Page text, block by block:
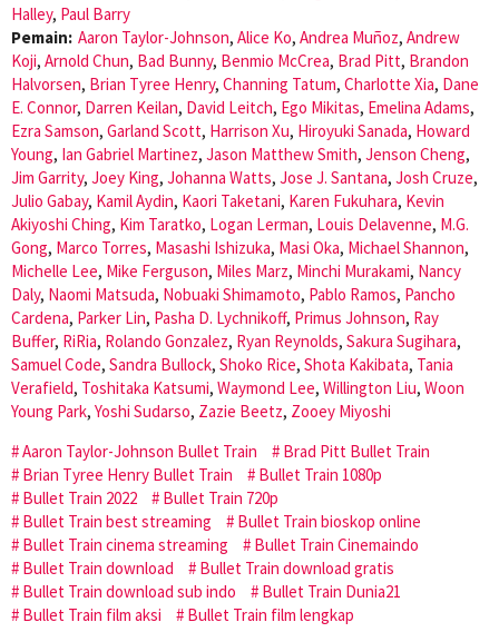
Halley, Paul Barry
Pemain: Aaron Taylor-Johnson, Alice Ko, Andrea Muñoz, Andrew
Koji, Arnold Chun, Bad Bunny, Benmio McCrea, Brad Pitt, Brandon
Halvorsen, Brian Tyree Henry, Channing Tatum, Charlotte Xia, Dane
E. Connor, Darren Keilan, David Leitch, Ego Mikitas, Emelina Adams,
Ezra Samson, Garland Scott, Harrison Xu, Hiroyuki Sanada, Howard
Young, Ian Gabriel Martinez, Jason Matthew Smith, Jenson Cheng,
Jim Garrity, Joey King, Johanna Watts, Jose J. Santana, Josh Cruze,
Julio Gabay, Kamil Aydin, Kaori Taketani, Karen Fukuhara, Kevin
Akiyoshi Ching, Kim Taratko, Logan Lerman, Louis Delavenne, M.G.
Gong, Marco Torres, Masashi Ishizuka, Masi Oka, Michael Shannon,
Michelle Lee, Mike Ferguson, Miles Marz, Minchi Murakami, Nancy
Daly, Naomi Matsuda, Nobuaki Shimamoto, Pablo Ramos, Pancho
Cardena, Parker Lin, Pasha D. Lychnikoff, Primus Johnson, Ray
Buffer, RiRia, Rolando Gonzalez, Ryan Reynolds, Sakura Sugihara,
Samuel Code, Sandra Bullock, Shoko Rice, Shota Kakibata, Tania
Verafield, Toshitaka Katsumi, Waymond Lee, Willington Liu, Woon
Young Park, Yoshi Sudarso, Zazie Beetz, Zooey Miyoshi
Aaron Taylor-Johnson Bullet Train
Brad Pitt Bullet Train
Brian Tyree Henry Bullet Train
Bullet Train 1080p
Bullet Train 2022
Bullet Train 720p
Bullet Train best streaming
Bullet Train bioskop online
Bullet Train cinema streaming
Bullet Train Cinemaindo
Bullet Train download
Bullet Train download gratis
Bullet Train download sub indo
Bullet Train Dunia21
Bullet Train film aksi
Bullet Train film lengkap